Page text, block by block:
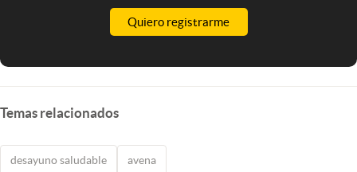
Quiero registrarme
Temas relacionados
desayuno saludable avena